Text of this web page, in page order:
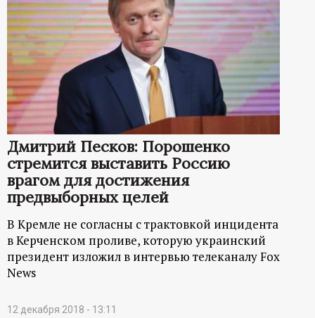
Дмитрий Песков: Порошенко
стремится выставить Россию
врагом для достижения
предвыборных целей
В Кремле не согласны с трактовкой инцидента
в Керченском проливе, которую украинский
президент изложил в интервью телеканалу Fox
News
12 декабря 2018 - 13:11